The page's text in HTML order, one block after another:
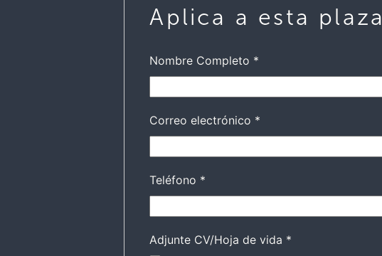
Aplica a esta plaza
Nombre Completo *
Correo electrónico *
Teléfono *
Adjunte CV/Hoja de vida *